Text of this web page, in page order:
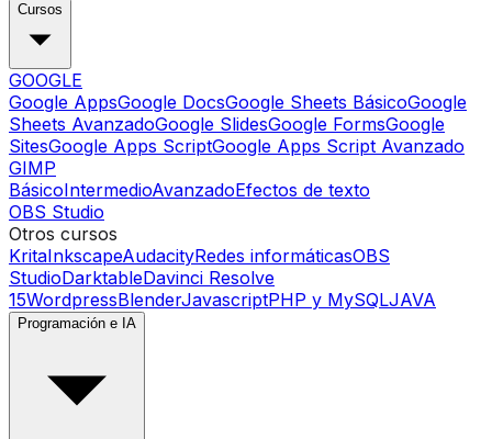
Cursos
GOOGLE
Google AppsGoogle DocsGoogle Sheets BásicoGoogle
Sheets AvanzadoGoogle SlidesGoogle FormsGoogle
SitesGoogle Apps ScriptGoogle Apps Script Avanzado
GIMP
BásicoIntermedioAvanzadoEfectos de texto
OBS Studio
Otros cursos
KritaInkscapeAudacityRedes informáticasOBS
StudioDarktableDavinci Resolve
15WordpressBlenderJavascriptPHP y MySQLJAVA
Programación e IA